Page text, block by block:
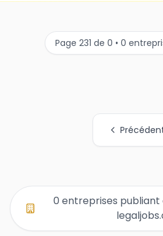
Page 231 de 0 • 0
0 entreprises publiant